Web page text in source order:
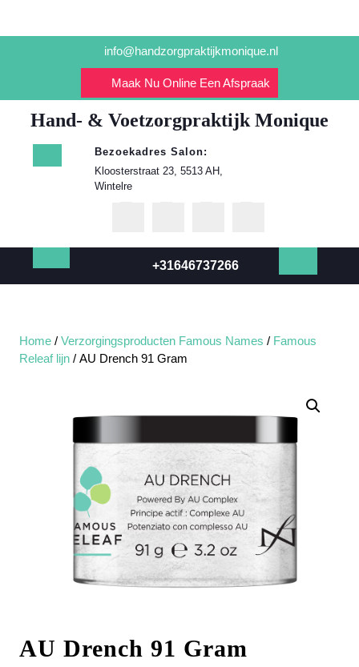
info@handzorgpraktijkmonique.nl
Maak Nu Online Een Afspraak
Hand- & Voetzorgpraktijk Monique
Bezoekadres Salon:
Kloosterstraat 23, 5513 AH,
Wintelre
Open
+31646737266
Home / Verzorgingsproducten Famous Names / Famous
Releaf lijn / AU Drench 91 Gram
AU Drench 91 Gram